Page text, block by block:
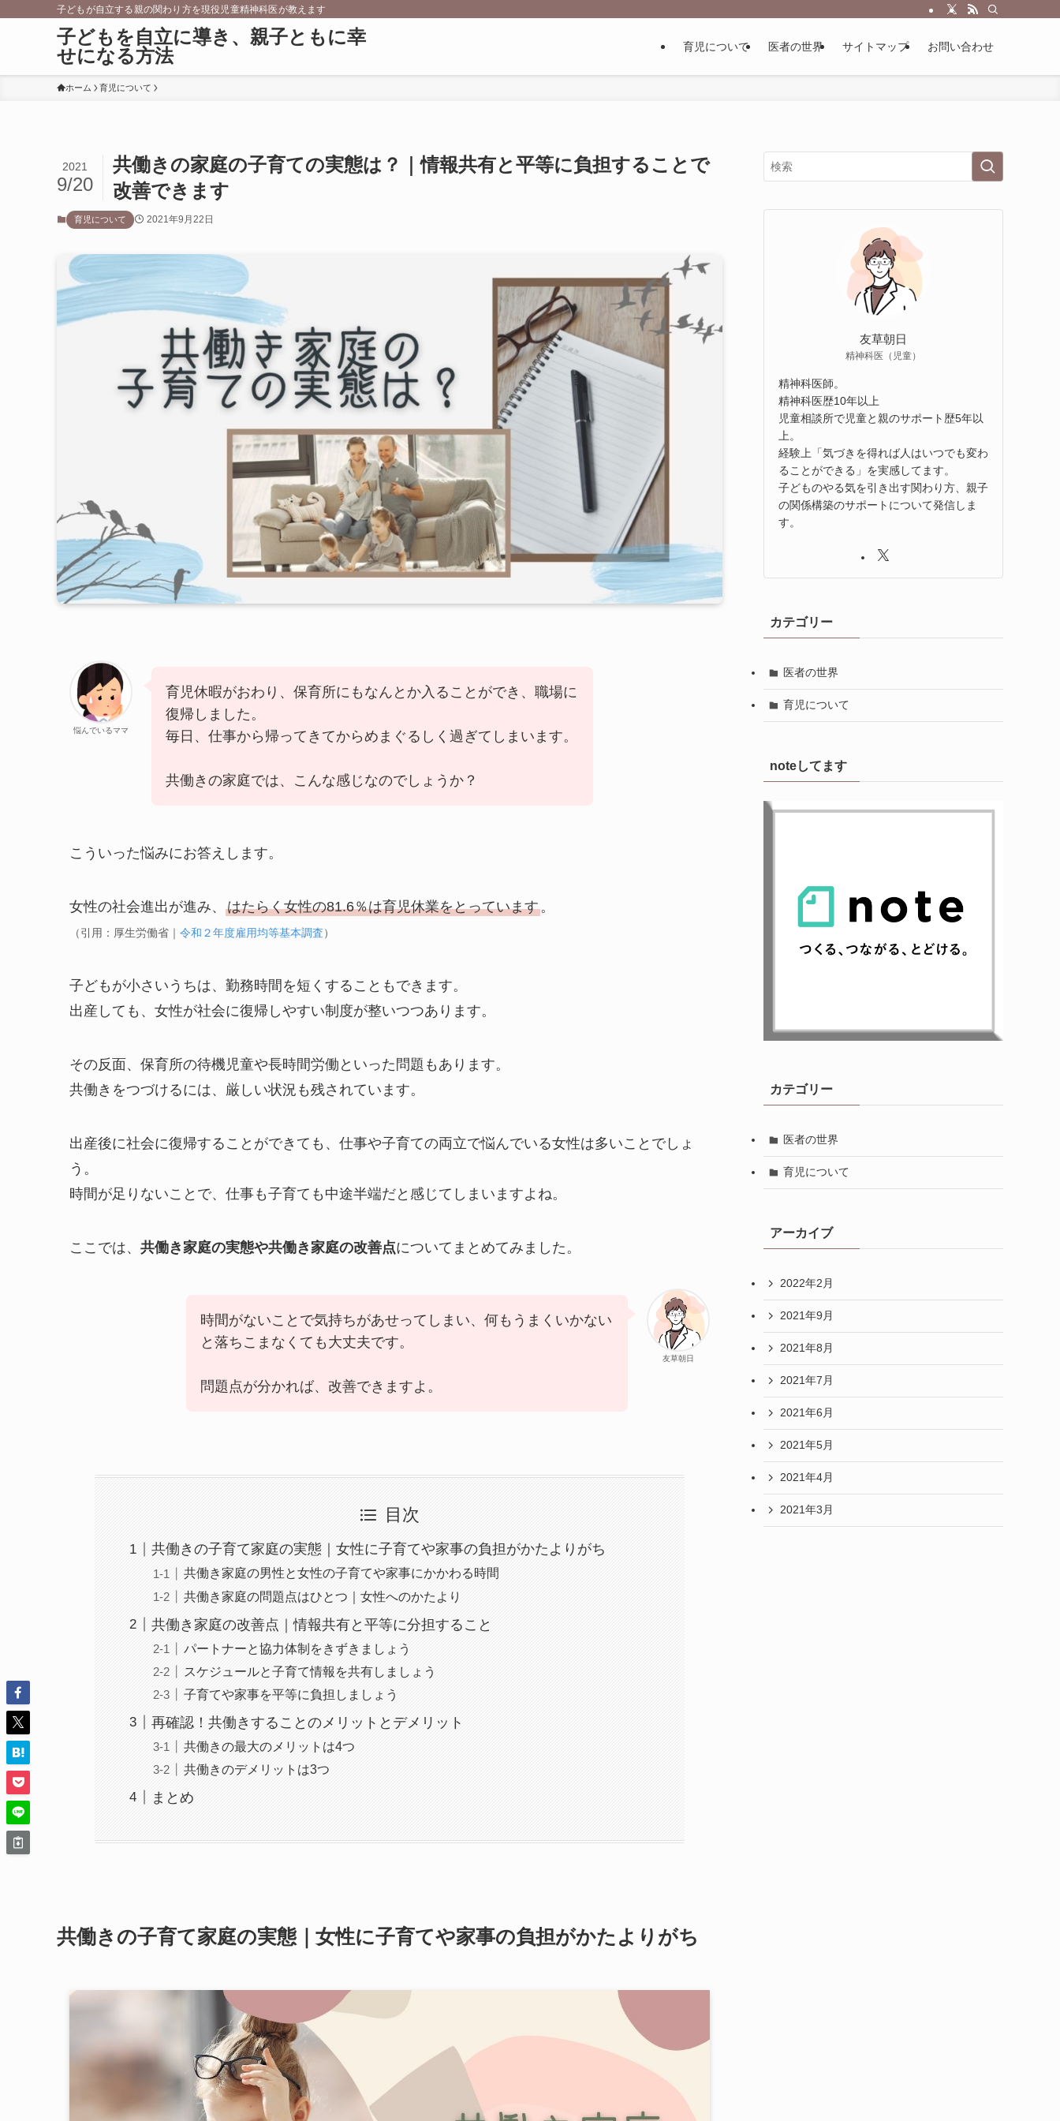
子どもが自立する親の関わり方を現役児童精神科医が教えます
子どもを自立に導き、親子ともに幸
せになる方法
育児について 医者の世界 サイトマップ お問い合わせ
ホーム 育児について
共働きの家庭の子育ての実態は？｜情報共有と平等に負担することで
改善できます
2021
9/20
育児について 2021年9月22日
悩んでいるママ
育児休暇がおわり、保育所にもなんとか入ることができ、職場に
復帰しました。
毎日、仕事から帰ってきてからめまぐるしく過ぎてしまいます。
共働きの家庭では、こんな感じなのでしょうか？
こういった悩みにお答えします。
女性の社会進出が進み、 はたらく女性の81.6％は育児休業をとっています。
（引用：厚生労働省｜ 令和２年度雇用均等基本調査）
子どもが小さいうちは、勤務時間を短くすることもできます。
出産しても、女性が社会に復帰しやすい制度が整いつつあります。
その反面、保育所の待機児童や長時間労働といった問題もあります。
共働きをつづけるには、厳しい状況も残されています。
出産後に社会に復帰することができても、仕事や子育ての両立で悩んでいる女性は多いことでしょ
う。
時間が足りないことで、仕事も子育ても中途半端だと感じてしまいますよね。
ここでは、 共働き家庭の実態や共働き家庭の改善点についてまとめてみました。
友草朝日
時間がないことで気持ちがあせってしまい、何もうまくいかない
と落ちこまなくても大丈夫です。
問題点が分かれば、改善できますよ。
目次
共働きの子育て家庭の実態｜女性に子育てや家事の負担がかたよりがち
共働き家庭の男性と女性の子育てや家事にかかわる時間
共働き家庭の問題点はひとつ｜女性へのかたより
共働き家庭の改善点｜情報共有と平等に分担すること
パートナーと協力体制をきずきましょう
スケジュールと子育て情報を共有しましょう
子育てや家事を平等に負担しましょう
再確認！共働きすることのメリットとデメリット
共働きの最大のメリットは4つ
共働きのデメリットは3つ
まとめ
共働きの子育て家庭の実態｜女性に子育てや家事の負担がかたよりがち
友草朝日
精神科医（児童）
精神科医師。
精神科医歴10年以上
児童相談所で児童と親のサポート歴5年以
上。
経験上「気づきを得れば人はいつでも変わ
ることができる」を実感してます。
子どものやる気を引き出す関わり方、親子
の関係構築のサポートについて発信しま
す。
カテゴリー
医者の世界
育児について
noteしてます
カテゴリー
医者の世界
育児について
アーカイブ
2022年2月
2021年9月
2021年8月
2021年7月
2021年6月
2021年5月
2021年4月
2021年3月